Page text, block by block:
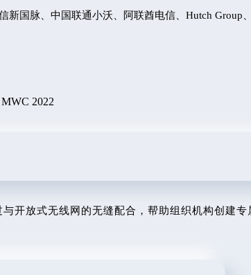
新国脉、中国联通小沃、阿联酋电信、Hutch Group
与开放式无线网的无缝配合，帮助组织机构创建专